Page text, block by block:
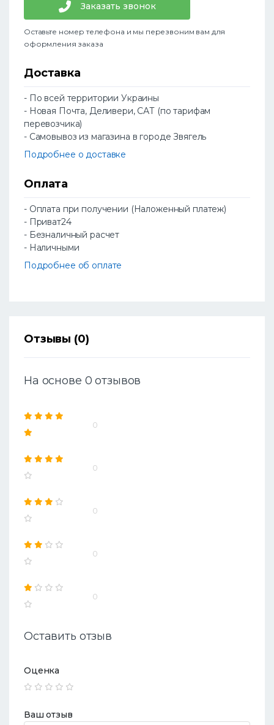
Заказать звонок
Оставьте номер телефона и мы перезвоним вам для
оформления заказа
Доставка
- По всей территории Украины
- Новая Почта, Деливери, САТ (по тарифам
перевозчика)
- Самовывоз из магазина в городе Звягель
Подробнее о доставке
Оплата
- Оплата при получении (Наложенный платеж)
- Приват24
- Безналичный расчет
- Наличными
Подробнее об оплате
Отзывы (0)
На основе 0 отзывов
0
0
0
0
0
Оставить отзыв
Оценка
Ваш отзыв